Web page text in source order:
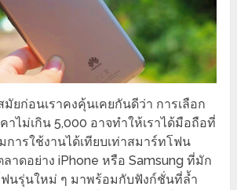
มัยก่อนเราคงคุ้นเคยกันดีว่า การเลือก
ไม่เกิน 5,000 อาจทำให้เราได้มือถือที่
ารใช้งานได้เทียบเท่าสมาร์ทโฟน
าดอย่าง iPhone หรือ Samsung ที่มัก
ฟนรุ่นใหม่ ๆ มาพร้อมกับฟังก์ชั่นที่ล้ำ